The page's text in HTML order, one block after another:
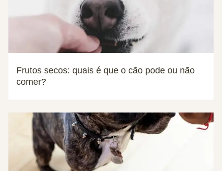
Frutos secos: quais é que o cão pode ou não
comer?